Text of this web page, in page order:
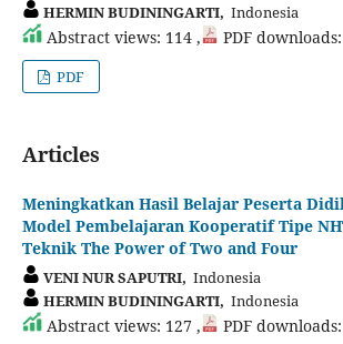
HERMIN BUDININGARTI, Indonesia
Abstract views: 114 , PDF
PDF
Articles
Meningkatkan Hasil Belajar Peserta
Model Pembelajaran Kooperatif Tipe
Teknik The Power of Two and Four
VENI NUR SAPUTRI, Indonesia
HERMIN BUDININGARTI, Indonesia
Abstract views: 127 , PDF